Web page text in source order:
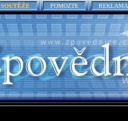
SOUTĚŽE POMOZTE REKLAMA